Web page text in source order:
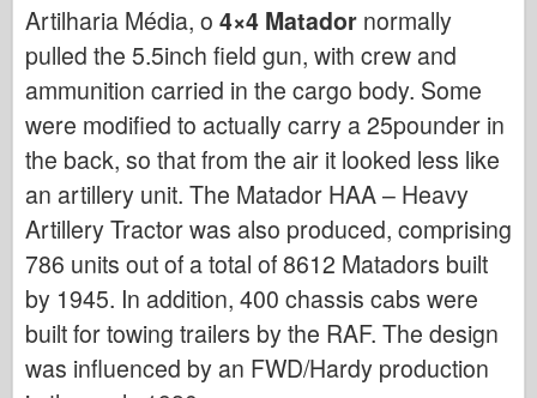
Tamiya
Tristar
Trompetista
Zvezda
Álbuns-Fotos
Ande por aí
Livros
Dvds
Contato
le Journal
Artilharia Média, o 4×4 Matador normally
pulled the 5.5inch field gun, with crew and
ammunition carried in the cargo body. Some
were modified to actually carry a 25pounder in
the back, so that from the air it looked less like
an artillery unit. The Matador HAA – Heavy
Artillery Tractor was also produced, comprising
786 units out of a total of 8612 Matadors built
by 1945. In addition, 400 chassis cabs were
built for towing trailers by the RAF. The design
was influenced by an FWD/Hardy production